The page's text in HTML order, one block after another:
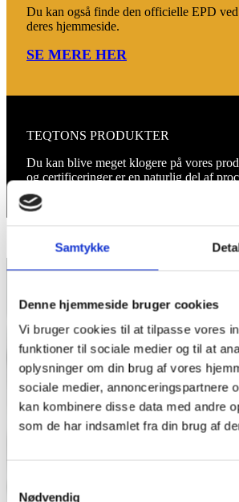
Samtykke
Denne hjemmeside bruger cookies
Vi bruger cookies til at tilpasse vores
funktioner til sociale medier og til at
oplysninger om din brug af vores
sociale medier, annonceringspartnere
kan kombinere disse data med andre
som de har indsamlet fra din brug af
Nødvendig
Du kan også finde den officielle EPD
deres hjemmeside.
SE MERE HER
TEQTONS PRODUKTER
Du kan blive meget klogere på vores
og certificeringer er en naturlig del af